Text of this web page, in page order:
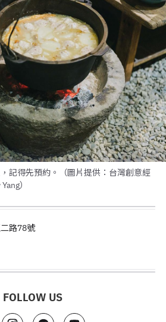
記得先預約。（圖片提供：台灣創意經
）
路78號
FOLLOW US